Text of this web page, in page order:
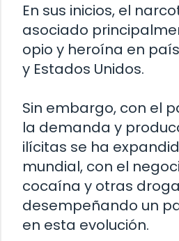
En sus inicios, el
asociado
opio y heroína en
y Estados Unidos.
Sin embargo, con el
la demanda y
ilícitas se ha
mundial, con el
cocaína y otras
desempeñando un
en esta evolución.